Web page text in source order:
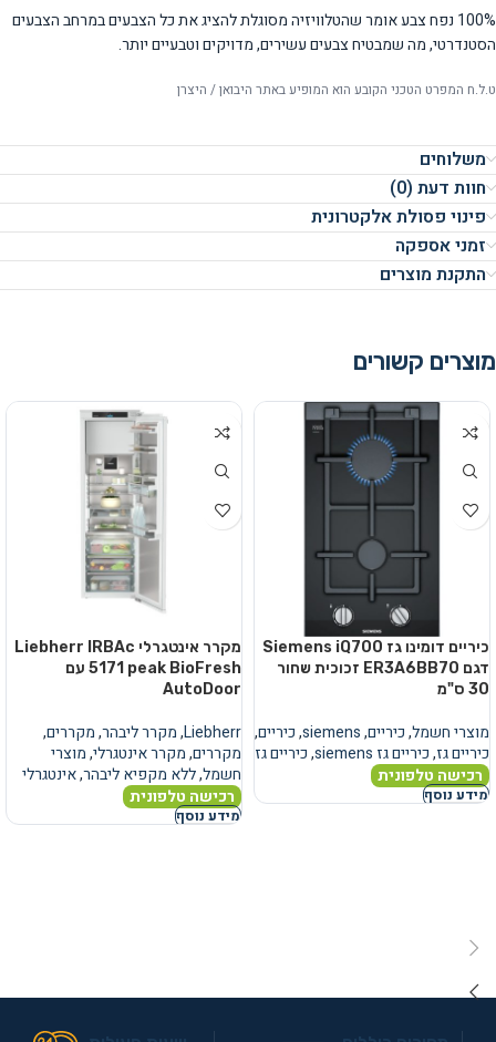
100% נפח צבע אומר שהטלוויזיה מסוגלת להציג את כל הצבעים במרחב הצבעים
הסטנדרטי, מה שמבטיח צבעים עשירים, מדויקים וטבעיים יותר.
ט.ל.ח המפרט הטכני הקובע הוא המופיע באתר היבואן / היצרן
משלוחים
חוות דעת (0)
פינוי פסולת אלקטרונית
זמני אספקה
התקנת מוצרים
מוצרים קשורים
כיריים דומינו גז Siemens iQ700
דגם ER3A6BB70 זכוכית שחור
30 ס"מ
מוצרי חשמל,כיריים,
siemens
,כיריים,
כיריים גז,כיריים גז siemens ,כיריים גז
רכישה טלפונית
מידע נוסף
מקרר אינטגרלי Liebherr IRBAc
5171 peak BioFresh עם
AutoDoor
Liebherr
,מקרר ליבהר,מקררים,
מקררים,מקרר אינטגרלי,מוצרי
חשמל,ללא מקפיא ליבהר,אינטגרלי
רכישה טלפונית
מידע נוסף